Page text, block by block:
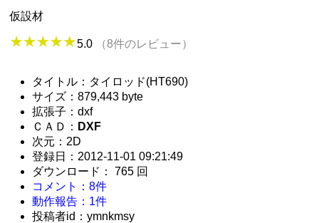
仮設材
5.0 （8件のレビュー）
タイトル：タイロッド(HT690)
サイズ：879,443 byte
拡張子：dxf
ＣＡＤ： DXF
次元：2D
登録日：2012-11-01 09:21:49
ダウンロード： 765 回
コメント：8件
動作報告：1件
投稿者id：ymnkmsy